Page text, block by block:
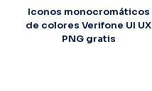
Iconos monocromáticos
de colores Verifone UI UX
PNG gratis